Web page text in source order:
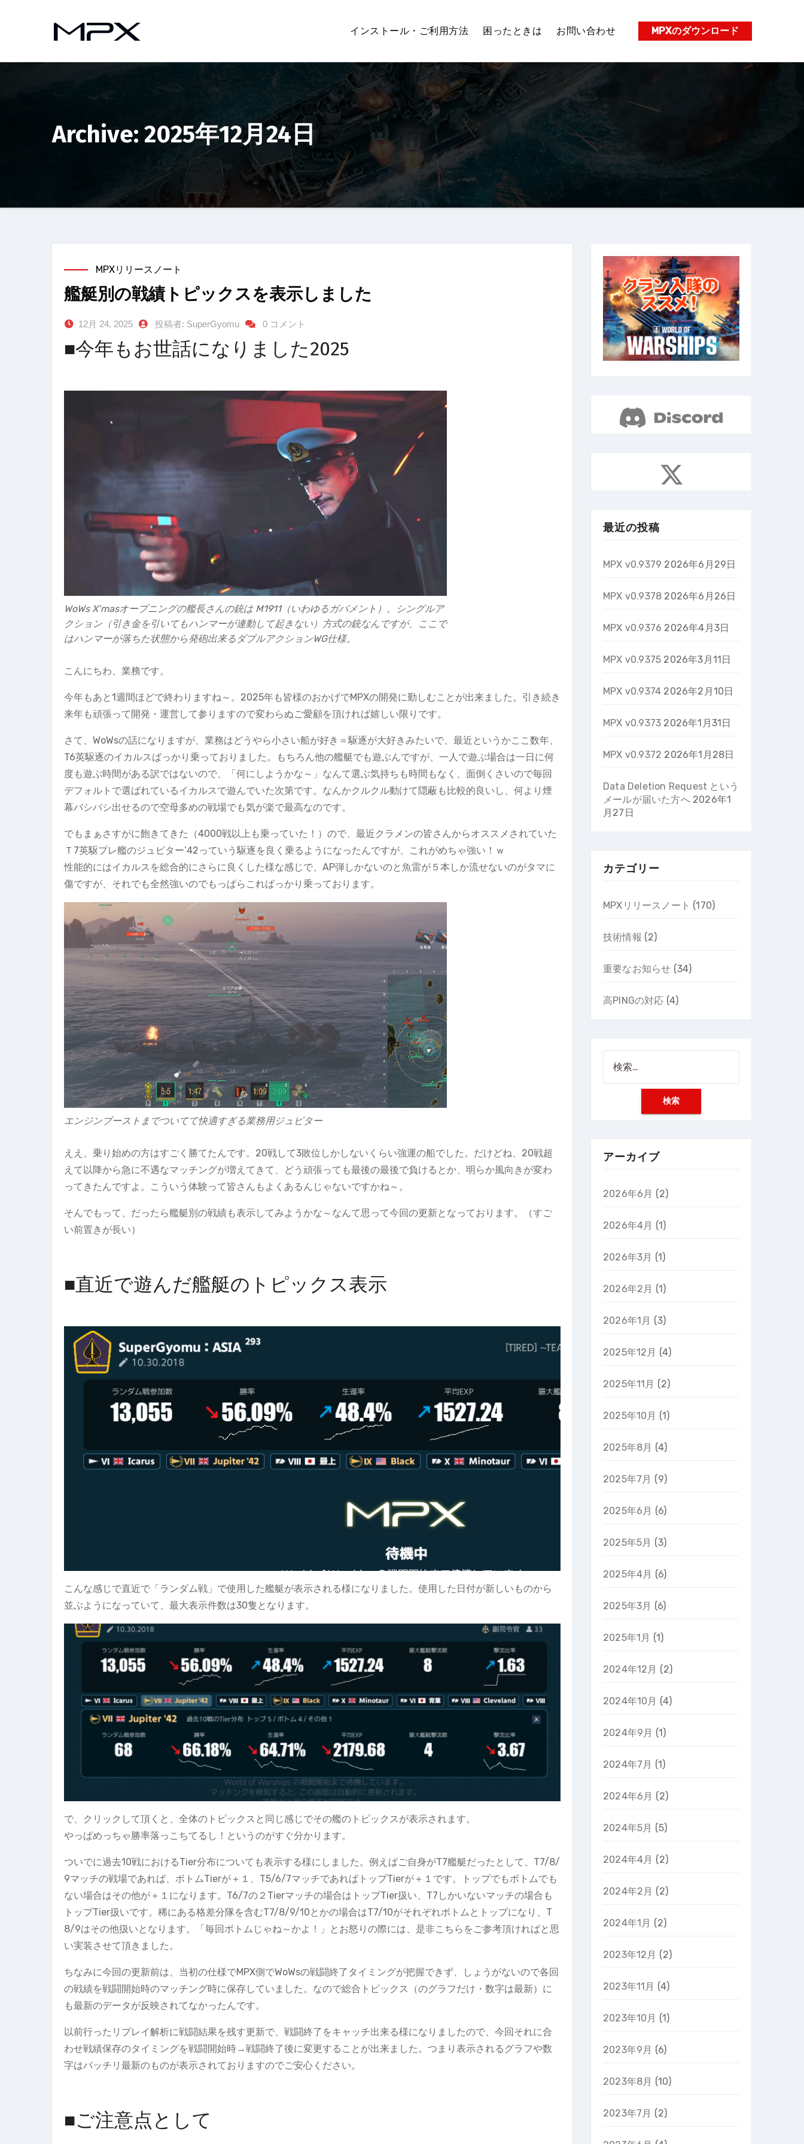
インストール・ご利用方法 困ったときは お問い合わせ MPXのダウンロード
Archive: 2025年12月24日
MPXリリースノート
艦艇別の戦績トピックスを表示しました
12月 24, 2025 投稿者: SuperGyomu 0 コメント
■今年もお世話になりました2025
WoWs X’masオープニングの艦長さんの銃は M1911（いわゆるガバメント）。シングルア
クション（引き金を引いてもハンマーが連動して起きない）方式の銃なんですが、ここで
はハンマーが落ちた状態から発砲出来るダブルアクションWG仕様。
こんにちわ、業務です。
今年もあと1週間ほどで終わりますね～。2025年も皆様のおかげでMPXの開発に勤しむことが出来ました。引き続き
来年も頑張って開発・運営して参りますので変わらぬご愛顧を頂ければ嬉しい限りです。
さて、WoWsの話になりますが、業務はどうやら小さい船が好き＝駆逐が大好きみたいで、最近というかここ数年、
T6英駆逐のイカルスばっかり乗っておりました。もちろん他の艦艇でも遊ぶんですが、一人で遊ぶ場合は一日に何
度も遊ぶ時間がある訳ではないので、「何にしようかな～」なんて選ぶ気持ちも時間もなく、面倒くさいので毎回
デフォルトで選ばれているイカルスで遊んでいた次第です。なんかクルクル動けて隠蔽も比較的良いし、何より煙
幕バシバシ出せるので空母多めの戦場でも気が楽で最高なのです。
でもまぁさすがに飽きてきた（4000戦以上も乗っていた！）ので、最近クラメンの皆さんからオススメされていた
Ｔ7英駆プレ艦のジュピター’42っていう駆逐を良く乗るようになったんですが、これがめちゃ強い！ｗ
性能的にはイカルスを総合的にさらに良くした様な感じで、AP弾しかないのと魚雷が５本しか流せないのがタマに
傷ですが、それでも全然強いのでもっぱらこればっかり乗っております。
エンジンブーストまでついてて快適すぎる業務用ジュピター
ええ、乗り始めの方はすごく勝てたんです。20戦して3敗位しかしないくらい強運の船でした。だけどね、20戦超
えて以降から急に不遇なマッチングが増えてきて、どう頑張っても最後の最後で負けるとか、明らか風向きが変わ
ってきたんですよ。こういう体験って皆さんもよくあるんじゃないですかね～。
そんでもって、だったら艦艇別の戦績も表示してみようかな～なんて思って今回の更新となっております。（すご
い前置きが長い）
■直近で遊んだ艦艇のトピックス表示
こんな感じで直近で「ランダム戦」で使用した艦艇が表示される様になりました。使用した日付が新しいものから
並ぶようになっていて、最大表示件数は30隻となります。
で、クリックして頂くと、全体のトピックスと同じ感じでその艦のトピックスが表示されます。
やっぱめっちゃ勝率落っこちてるし！というのがすぐ分かります。
ついでに過去10戦におけるTier分布についても表示する様にしました。例えばご自身がT7艦艇だったとして、T7/8/
9マッチの戦場であれば、ボトムTierが＋１、T5/6/7マッチであればトップTierが＋１です。トップでもボトムでも
ない場合はその他が＋１になります。T6/7の２Tierマッチの場合はトップTier扱い、T7しかいないマッチの場合も
トップTier扱いです。稀にある格差分隊を含むT7/8/9/10とかの場合はT7/10がそれぞれボトムとトップになり、T
8/9はその他扱いとなります。「毎回ボトムじゃね～かよ！」とお怒りの際には、是非こちらをご参考頂ければと思
い実装させて頂きました。
ちなみに今回の更新前は、当初の仕様でMPX側でWoWsの戦闘終了タイミングが把握できず、しょうがないので各回
の戦績を戦闘開始時のマッチング時に保存していました。なので総合トピックス（のグラフだけ・数字は最新）に
も最新のデータが反映されてなかったんです。
以前行ったリプレイ解析に戦闘結果を残す更新で、戦闘終了をキャッチ出来る様になりましたので、今回それに合
わせ戦績保存のタイミングを戦闘開始時→戦闘終了後に変更することが出来ました。つまり表示されるグラフや数
字はバッチリ最新のものが表示されておりますのでご安心ください。
■ご注意点として
最近の投稿
MPX v0.9379 2026年6月29日
MPX v0.9378 2026年6月26日
MPX v0.9376 2026年4月3日
MPX v0.9375 2026年3月11日
MPX v0.9374 2026年2月10日
MPX v0.9373 2026年1月31日
MPX v0.9372 2026年1月28日
Data Deletion Request という
メールが届いた方へ 2026年1
月27日
カテゴリー
MPXリリースノート (170)
技術情報 (2)
重要なお知らせ (34)
高PINGの対応 (4)
アーカイブ
2026年6月 (2)
2026年4月 (1)
2026年3月 (1)
2026年2月 (1)
2026年1月 (3)
2025年12月 (4)
2025年11月 (2)
2025年10月 (1)
2025年8月 (4)
2025年7月 (9)
2025年6月 (6)
2025年5月 (3)
2025年4月 (6)
2025年3月 (6)
2025年1月 (1)
2024年12月 (2)
2024年10月 (4)
2024年9月 (1)
2024年7月 (1)
2024年6月 (2)
2024年5月 (5)
2024年4月 (2)
2024年2月 (2)
2024年1月 (2)
2023年12月 (2)
2023年11月 (4)
2023年10月 (1)
2023年9月 (6)
2023年8月 (10)
2023年7月 (2)